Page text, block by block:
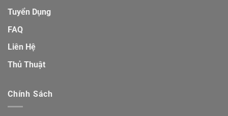
Tuyển Dụng
FAQ
Liên Hệ
Thủ Thuật
Chính Sách